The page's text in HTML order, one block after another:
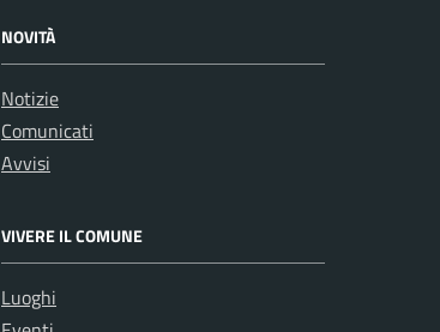
NOVITÀ
Notizie
Comunicati
Avvisi
VIVERE IL COMUNE
Luoghi